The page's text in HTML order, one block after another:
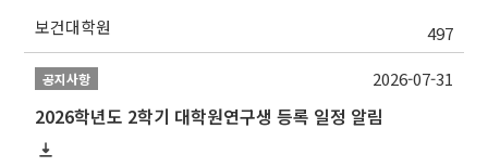
보건대학원 497
공지사항
2026학년도 2학기 대학원연구생 등록 일정 알림
2026-07-31